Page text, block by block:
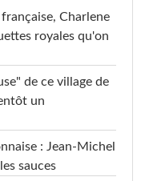
Charlene
royales qu'on
de ce village de
un
: Jean-Michel
sauces